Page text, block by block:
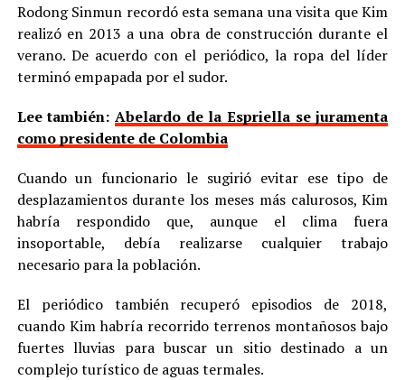
Rodong Sinmun recordó esta semana una visita que Kim
realizó en 2013 a una obra de construcción durante el
verano. De acuerdo con el periódico, la ropa del líder
terminó empapada por el sudor.
Lee también: Abelardo de la Espriella se juramenta
como presidente de Colombia
Cuando un funcionario le sugirió evitar ese tipo de
desplazamientos durante los meses más calurosos, Kim
habría respondido que, aunque el clima fuera
insoportable, debía realizarse cualquier trabajo
necesario para la población.
El periódico también recuperó episodios de 2018,
cuando Kim habría recorrido terrenos montañosos bajo
fuertes lluvias para buscar un sitio destinado a un
complejo turístico de aguas termales.